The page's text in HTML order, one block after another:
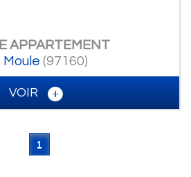
APPARTEMENT
Moule (97160)
VOIR
1